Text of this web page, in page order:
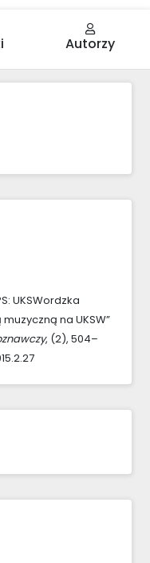
Autorzy
UKSWordzka
na UKSW”
, (2), 504–